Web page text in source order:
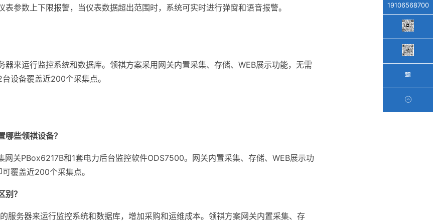
表参数上下限报警，当仪表数据超出范围时，系统可实时进行弹窗和语音报警。
器来运行监控系统和数据库。领祺方案采用网关内置采集、存储、WEB展示功能，无需
设备覆盖近200个采集点。
哪些领祺设备？
网关PBox6217B和1套电力后台监控软件ODS7500。网关内置采集、存储、WEB展示功
覆盖近200个采集点。
别？
服务器来运行监控系统和数据库，增加采购和运维成本。领祺方案网关内置采集、存
19106568700